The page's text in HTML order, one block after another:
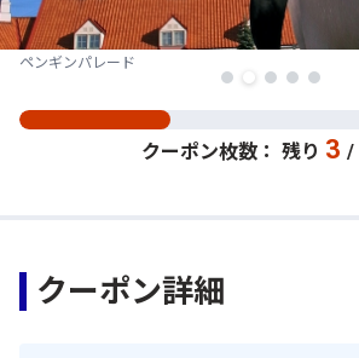
ペンギンパレード
クーポン枚数： 残り 3 /
クーポン詳細